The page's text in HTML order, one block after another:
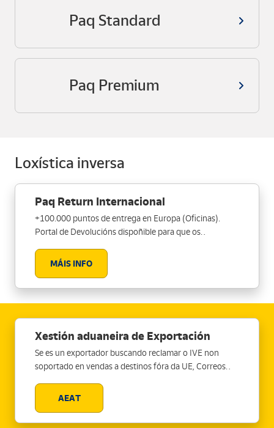
Paq Standard
Paq Premium
Loxística inversa
Paq Return Internacional
+100.000 puntos de entrega en Europa (Oficinas).
Portal de Devolucións dispoñible para que os
devolución pola súa conta.
MÁIS INFO
Xestión aduaneira de Exportación
Se es un exportador buscando reclamar o IVE non
soportado en vendas a destinos fóra da UE, Correos
de Exportación para xustificar as túas exportacións a
terceiros países ante a AEAT. Ten en conta que, para
propósitos de IVE, debes considerar os límites de venda
AEAT